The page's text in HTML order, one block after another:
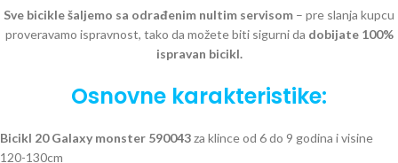
Sve bicikle šaljemo sa odrađenim nultim servisom – pre slanja kupcu
proveravamo ispravnost, tako da možete biti sigurni da dobijate 100%
ispravan bicikl.
Osnovne karakteristike:
Bicikl 20 Galaxy monster 590043za klince od 6 do 9 godina i visine
120-130cm